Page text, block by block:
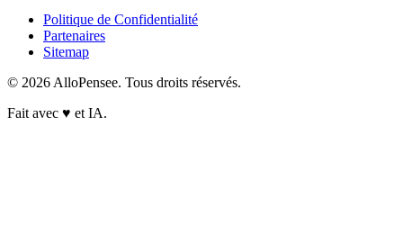
Politique de Confidentialité
Partenaires
Sitemap
© 2026 AlloPensee. Tous droits réservés.
Fait avec ♥ et IA.